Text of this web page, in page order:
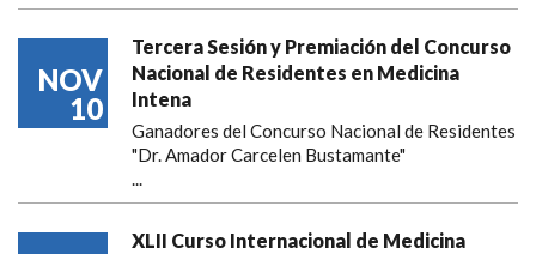
NOV
10
Tercera Sesión y Premiación del Concurso
Nacional de Residentes en Medicina
Intena
Ganadores del Concurso Nacional de Residentes
"Dr. Amador Carcelen Bustamante"
...
XLII Curso Internacional de Medicina